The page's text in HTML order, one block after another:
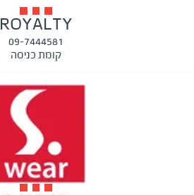
ROYALTY
09-7444581
קומת כניסה